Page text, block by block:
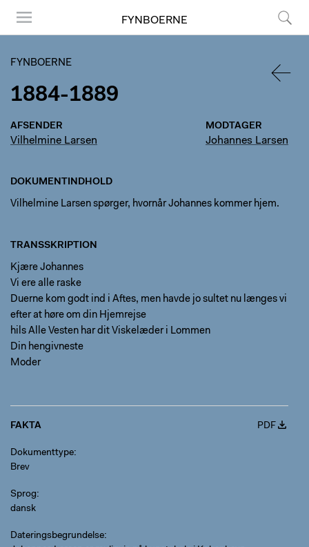
FYNBOERNE
FYNBOERNE
1884-1889
AFSENDER
Vilhelmine Larsen
MODTAGER
Johannes Larsen
DOKUMENTINDHOLD
Vilhelmine Larsen spørger, hvornår Johannes kommer hjem.
TRANSSKRIPTION
Kjære Johannes
Vi ere alle raske
Duerne kom godt ind i Aftes, men havde jo sultet nu længes vi
efter at høre om din Hjemrejse
hils Alle Vesten har dit Viskelæder i Lommen
Din hengivneste
Moder
FAKTA PDF
Dokumenttype
Brev
Sprog
dansk
Dateringsbegrundelse